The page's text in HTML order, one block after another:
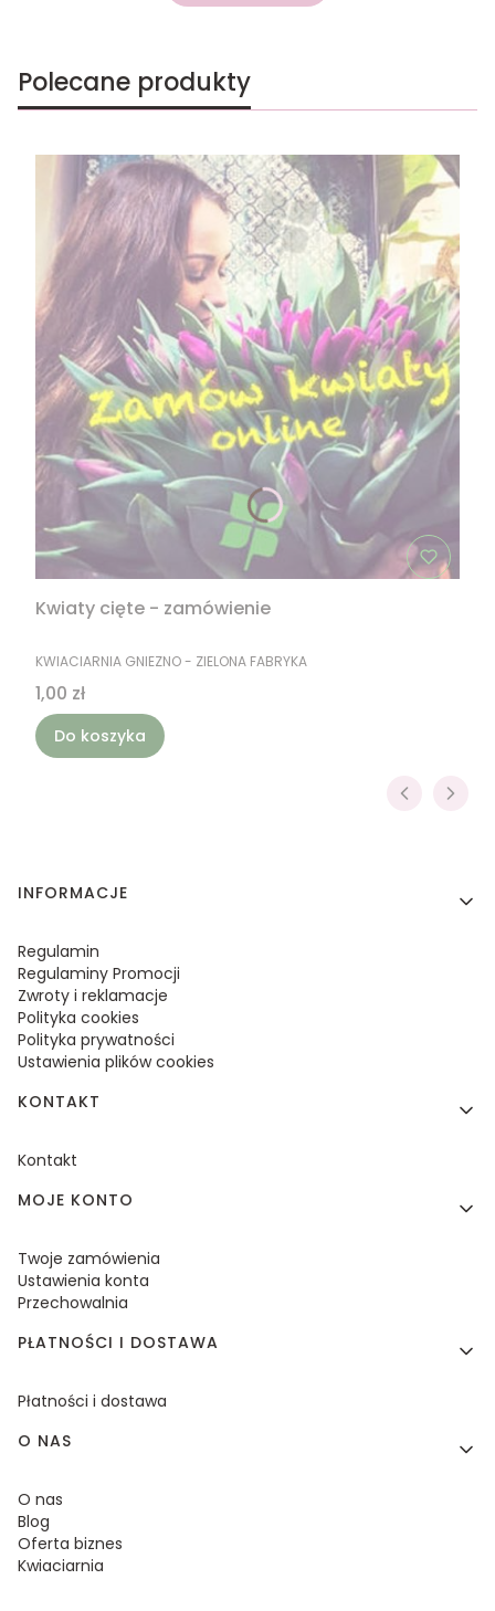
Polecane produkty
Kwiaty cięte - zamówienie
PRODUCENT
KWIACIARNIA GNIEZNO - ZIELONA FABRYKA
Cena
1,00 zł
Do koszyka
Linki w stopce
INFORMACJE
Regulamin
Regulaminy Promocji
Zwroty i reklamacje
Polityka cookies
Polityka prywatności
Ustawienia plików cookies
KONTAKT
Kontakt
MOJE KONTO
Twoje zamówienia
Ustawienia konta
Przechowalnia
PŁATNOŚCI I DOSTAWA
Płatności i dostawa
O NAS
O nas
Blog
Oferta biznes
Kwiaciarnia